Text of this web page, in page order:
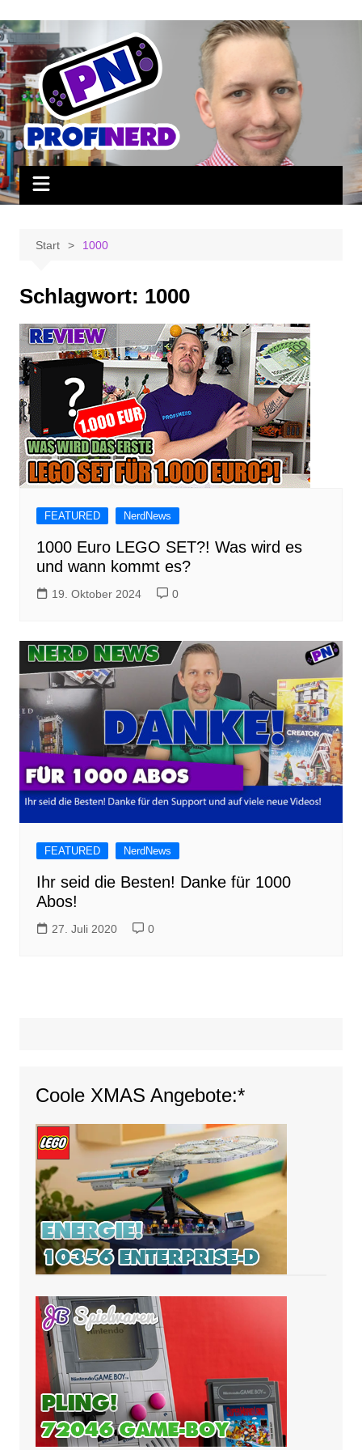
Inhalt
springen
Start 1000
Schlagwort: 1000
FEATURED NerdNews
1000 Euro LEGO SET?! Was wird es
und wann kommt es?
19. Oktober 2024 0
FEATURED NerdNews
Ihr seid die Besten! Danke für 1000
Abos!
27. Juli 2020 0
Coole XMAS Angebote:*